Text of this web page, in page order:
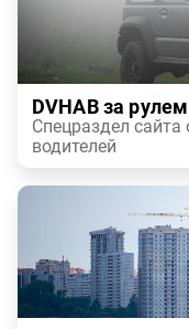
DVHAB за рулем
Спецраздел
водителей